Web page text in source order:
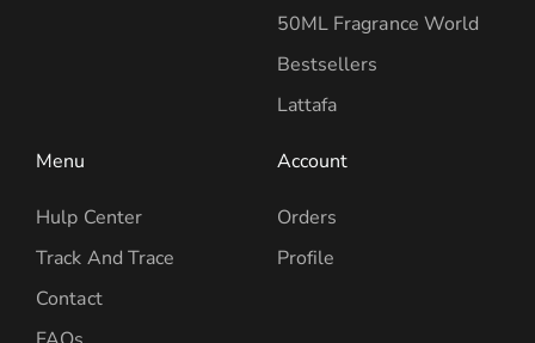
50ML Fragrance World
Bestsellers
Lattafa
Menu
Hulp Center
Track And Trace
Contact
Account
Orders
Profile